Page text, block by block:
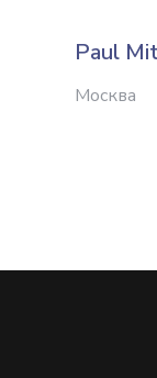
Paul
Москва